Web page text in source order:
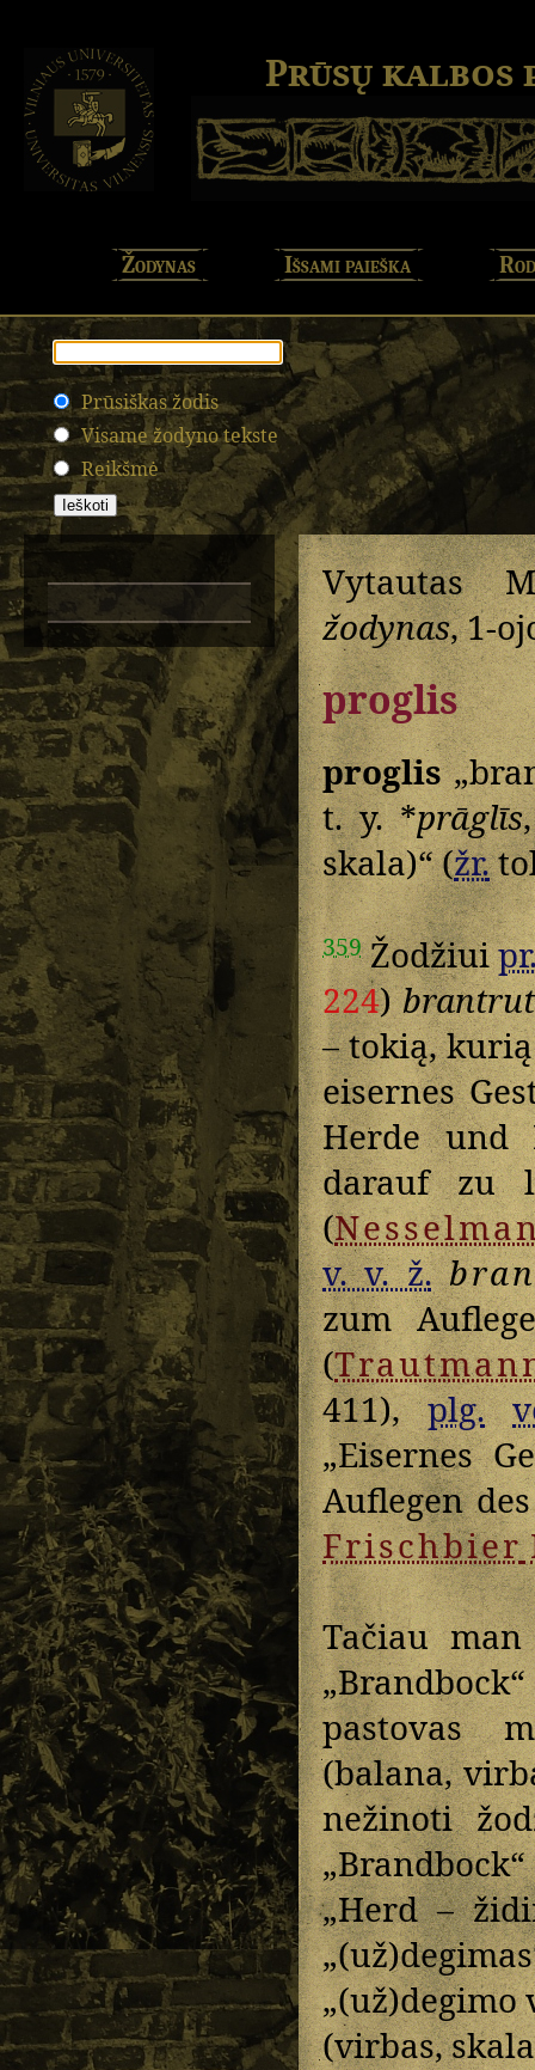
Prūsų kalbos
Žodynas Išsami paieška
Prūsiškas žodis
Visame žodyno tekste
Reikšmė
Vytautas
žodynas, 1-
proglis
proglis
t. y. *prāglīs
skala)“ (žr.
359Žodžiui
224)
– tokią,
eisernes
Herde und
darauf zu
(
v. v. ž.
zum
(
411),plg.
„Eisernes
Auflegen
Frischbier
Tačiau
pastovas
(balana,
nežinoti
„Herd –
„(už)degimo
(virbas,